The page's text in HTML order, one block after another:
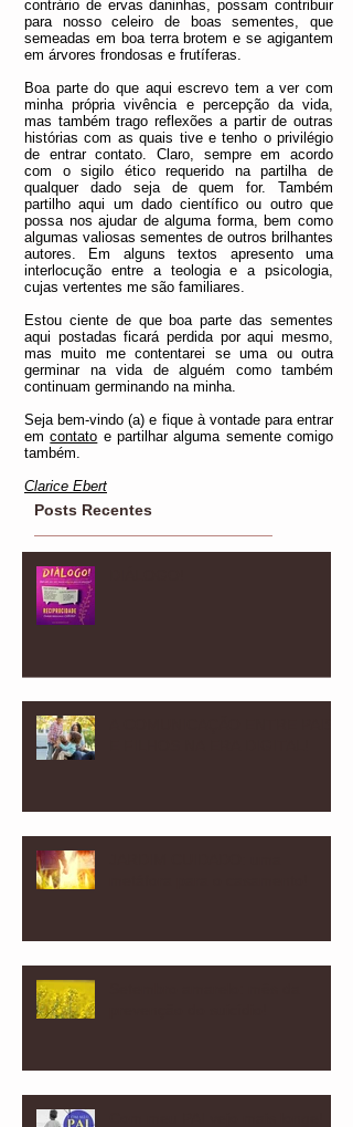
contrário de ervas daninhas, possam contribuir
para nosso celeiro de boas sementes, que
semeadas em boa terra brotem e se agigantem
em árvores frondosas e frutíferas.
Boa parte do que aqui escrevo tem a ver com
minha própria vivência e percepção da vida,
mas também trago reflexões a partir de outras
histórias com as quais tive e tenho o privilégio
de entrar contato. Claro, sempre em acordo
com o sigilo ético requerido na partilha de
qualquer dado seja de quem for. Também
partilho aqui um dado científico ou outro que
possa nos ajudar de alguma forma, bem como
algumas valiosas sementes de outros brilhantes
autores. Em alguns textos apresento uma
interlocução entre a teologia e a psicologia,
cujas vertentes me são familiares.
Estou ciente de que boa parte das sementes
aqui postadas ficará perdida por aqui mesmo,
mas muito me contentarei se uma ou outra
germinar na vida de alguém como também
continuam germinando na minha.
Seja bem-vindo (a) e fique à vontade para entrar
emcontato e partilhar alguma semente comigo
também.
Clarice Ebert
Posts Recentes